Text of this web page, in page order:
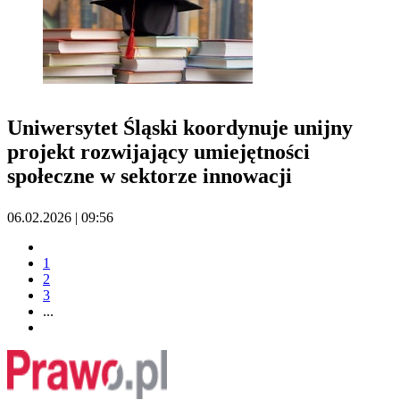
Uniwersytet Śląski koordynuje unijny
projekt rozwijający umiejętności
społeczne w sektorze innowacji
06.02.2026 | 09:56
1
2
3
...